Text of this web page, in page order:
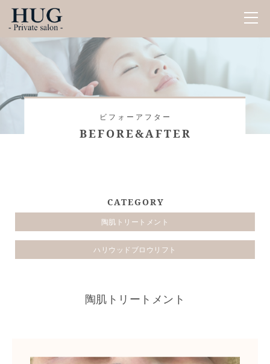
ビフォーアフター
BEFORE&AFTER
CATEGORY
陶肌トリートメント
ハリウッドブロウリフト
陶肌トリートメント